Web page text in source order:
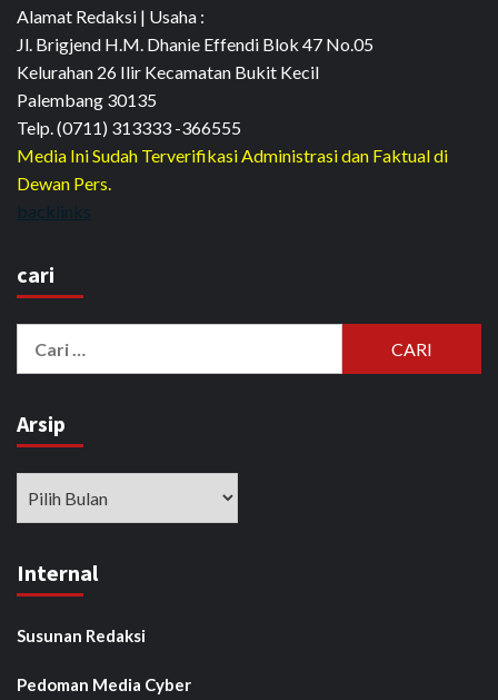
Alamat Redaksi | Usaha :
Jl. Brigjend H.M. Dhanie Effendi Blok 47 No.05
Kelurahan 26 Ilir Kecamatan Bukit Kecil
Palembang 30135
Telp. (0711) 313333 -366555
Media Ini Sudah Terverifikasi Administrasi dan Faktual di
Dewan Pers.
backlinks
cari
Arsip
Internal
Susunan Redaksi
Pedoman Media Cyber